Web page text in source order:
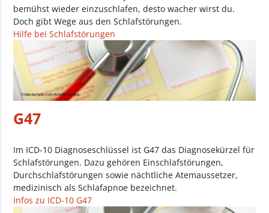
bemühst wieder einzuschlafen, desto wacher wirst du.
Doch gibt Wege aus den Schlafstörungen.
Hilfe bei Schlafstörungen
G47
Im ICD-10 Diagnoseschlüssel ist G47 das Diagnosekürzel für
Schlafstörungen. Dazu gehören Einschlafstörungen,
Durchschlafstörungen sowie nächtliche Atemaussetzer,
medizinisch als Schlafapnoe bezeichnet.
Infos zu ICD-10 G47